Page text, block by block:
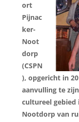
ort
Pijnac
ker-
Noot
dorp
(CSPN
), opgericht in
aanvulling te
cultureel gebied
Nootdorp van